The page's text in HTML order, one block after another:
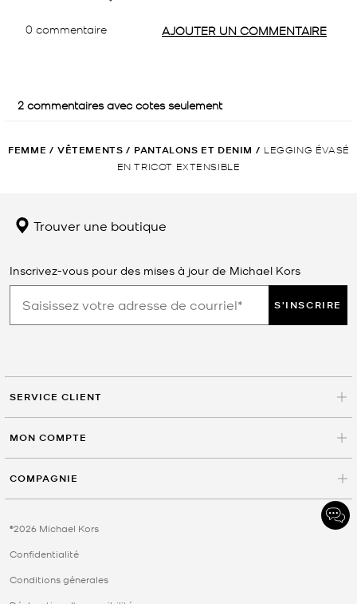
FEMME / VÊTEMENTS / PANTALONS ET DENIM / LEGGING ÉVASÉ
EN TRICOT EXTENSIBLE
Trouver une boutique
Inscrivez-vous pour des mises à jour de Michael Kors
S'INSCRIRE
SERVICE CLIENT
MON COMPTE
COMPAGNIE
©2026 Michael Kors
Confidentialité
Conditions génerales